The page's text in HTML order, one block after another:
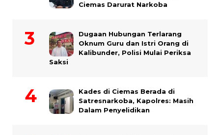
Ciemas Darurat Narkoba
Dugaan Hubungan Terlarang
Oknum Guru dan Istri Orang di
Kalibunder, Polisi Mulai Periksa
Saksi
Kades di Ciemas Berada di
Satresnarkoba, Kapolres: Masih
Dalam Penyelidikan